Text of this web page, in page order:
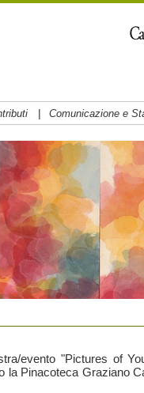
| Comunicazione e
evento "Pictures of
la Pinacoteca Graziano